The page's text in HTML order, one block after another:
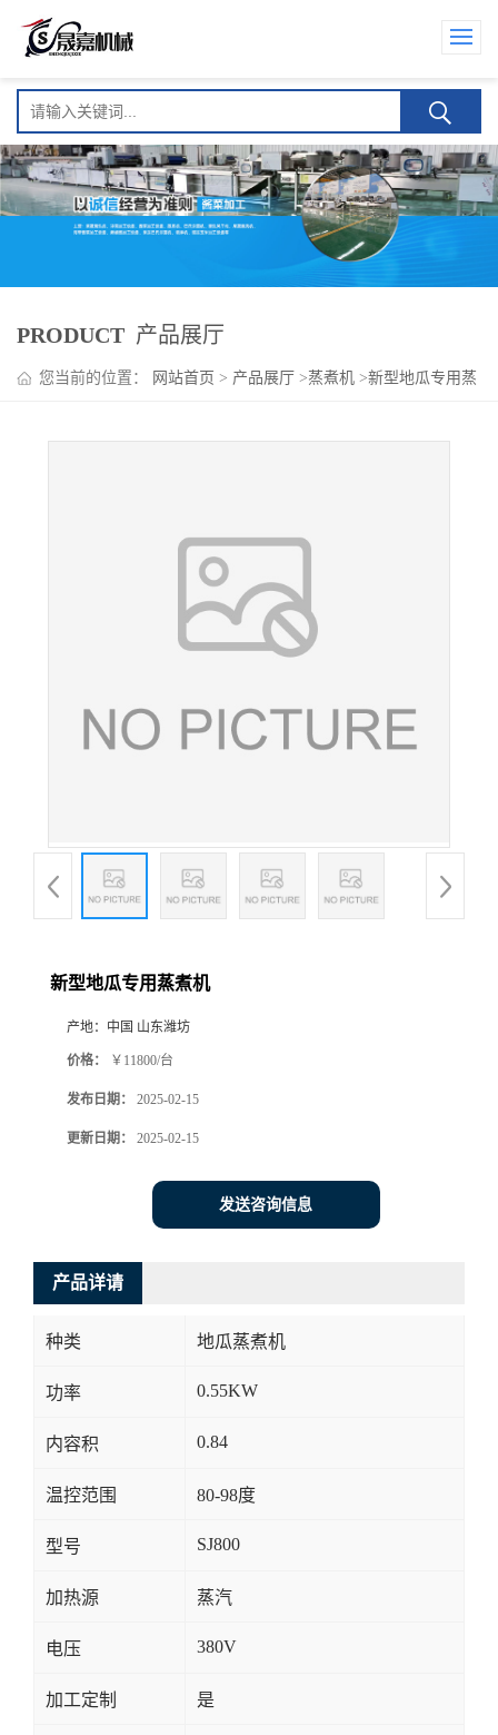
PRODUCT 产品展厅
您当前的位置： 网站首页 > 产品展厅 >蒸煮机 >新型地瓜专用蒸
新型地瓜专用蒸煮机
产地： 中国 山东潍坊
价格： ￥11800/台
发布日期： 2025-02-15
更新日期： 2025-02-15
发送咨询信息
产品详请
种类 地瓜蒸煮机
功率 0.55KW
内容积 0.84
温控范围 80-98度
型号 SJ800
加热源 蒸汽
电压 380V
加工定制 是